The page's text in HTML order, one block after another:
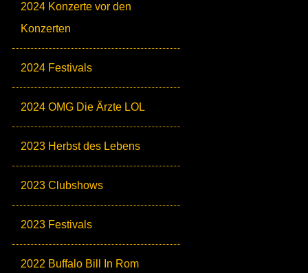
2024 Konzerte vor den
Konzerten
2024 Festivals
2024 OMG Die Ärzte LOL
2023 Herbst des Lebens
2023 Clubshows
2023 Festivals
2022 Buffalo Bill In Rom